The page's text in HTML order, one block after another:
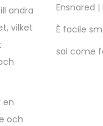
andra
vilket
en
och
Ensnared |
È facile
sai come